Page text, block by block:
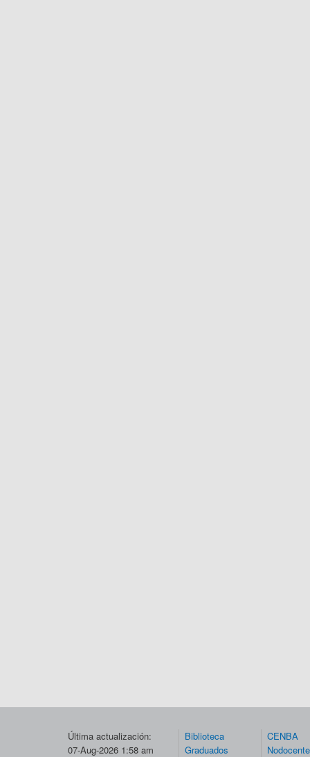
Última actualización:
07-Aug-2026 1:58 am
Biblioteca
Graduados
CENBA